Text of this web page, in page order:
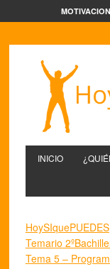
MOTIVACION
INICIO
HoySIquePUEDES
Temario
Tema 5 –